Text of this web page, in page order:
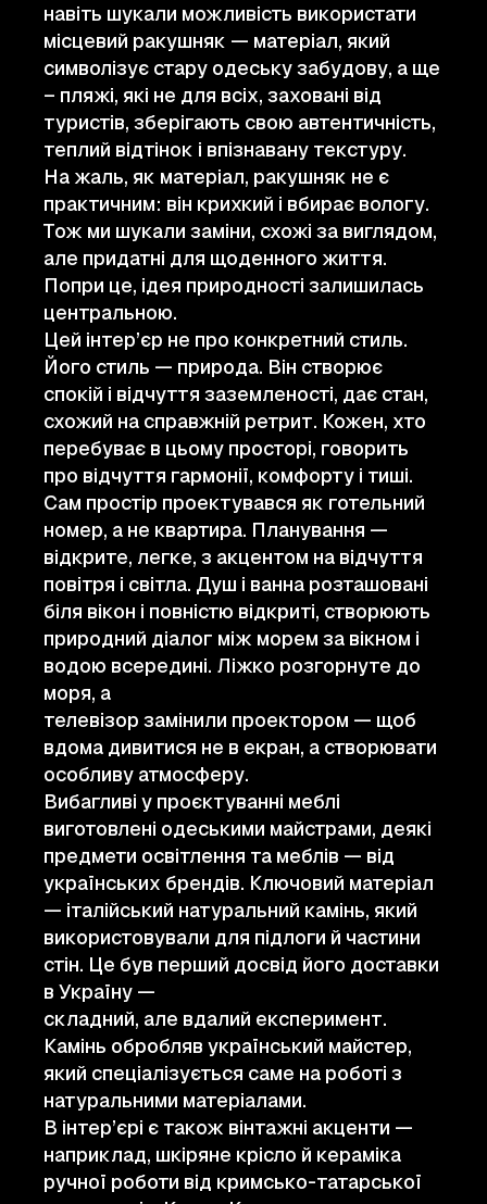
навіть шукали можливість використати
місцевий ракушняк — матеріал, який
символізує стару одеську забудову, а ще
– пляжі, які не для всіх, заховані від
туристів, зберігають свою автентичність,
теплий відтінок і впізнавану текстуру.
На жаль, як матеріал, ракушняк не є
практичним: він крихкий і вбирає вологу.
Тож ми шукали заміни, схожі за виглядом,
але придатні для щоденного життя.
Попри це, ідея природності залишилась
центральною.
Цей інтер’єр не про конкретний стиль.
Його стиль — природа. Він створює
спокій і відчуття заземленості, дає стан,
схожий на справжній ретрит. Кожен, хто
перебуває в цьому просторі, говорить
про відчуття гармонії, комфорту і тиші.
Сам простір проектувався як готельний
номер, а не квартира. Планування —
відкрите, легке, з акцентом на відчуття
повітря і світла. Душ і ванна розташовані
біля вікон і повністю відкриті, створюють
природний діалог між морем за вікном і
водою всередині. Ліжко розгорнуте до
моря, а
телевізор замінили проектором — щоб
вдома дивитися не в екран, а створювати
особливу атмосферу.
Вибагливі у проєктуванні меблі
виготовлені одеськими майстрами, деякі
предмети освітлення та меблів — від
українських брендів. Ключовий матеріал
— італійський натуральний камінь, який
використовували для підлоги й частини
стін. Це був перший досвід його доставки
в Україну —
складний, але вдалий експеримент.
Камінь обробляв український майстер,
який спеціалізується саме на роботі з
натуральними матеріалами.
В інтер’єрі є також вінтажні акценти —
наприклад, шкіряне крісло й кераміка
ручної роботи від кримсько-татарської